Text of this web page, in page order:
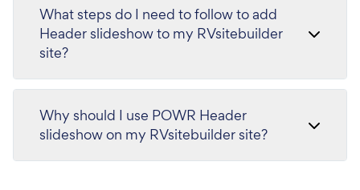
What steps do I need to follow to add
Header slideshow to my RVsitebuilder
site?
Why should I use POWR Header
slideshow on my RVsitebuilder site?